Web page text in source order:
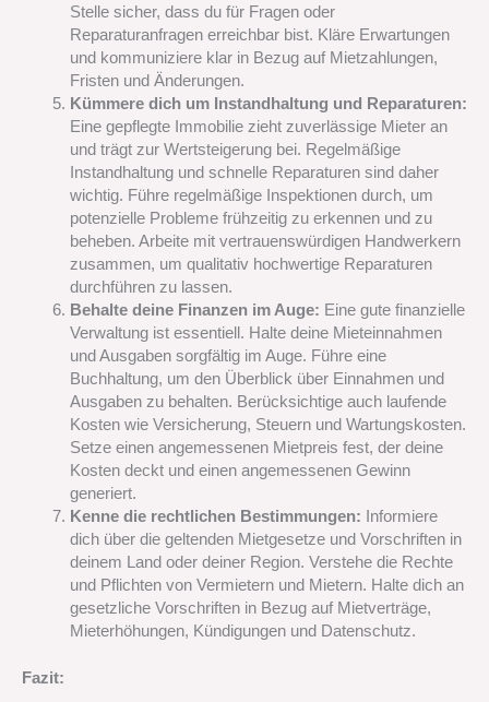
Stelle sicher, dass du für Fragen oder
Reparaturanfragen erreichbar bist. Kläre Erwartungen
und kommuniziere klar in Bezug auf Mietzahlungen,
Fristen und Änderungen.
Kümmere dich um Instandhaltung und Reparaturen:
Eine gepflegte Immobilie zieht zuverlässige Mieter an
und trägt zur Wertsteigerung bei. Regelmäßige
Instandhaltung und schnelle Reparaturen sind daher
wichtig. Führe regelmäßige Inspektionen durch, um
potenzielle Probleme frühzeitig zu erkennen und zu
beheben. Arbeite mit vertrauenswürdigen Handwerkern
zusammen, um qualitativ hochwertige Reparaturen
durchführen zu lassen.
Behalte deine Finanzen im Auge: Eine gute finanzielle
Verwaltung ist essentiell. Halte deine Mieteinnahmen
und Ausgaben sorgfältig im Auge. Führe eine
Buchhaltung, um den Überblick über Einnahmen und
Ausgaben zu behalten. Berücksichtige auch laufende
Kosten wie Versicherung, Steuern und Wartungskosten.
Setze einen angemessenen Mietpreis fest, der deine
Kosten deckt und einen angemessenen Gewinn
generiert.
Kenne die rechtlichen Bestimmungen:
Informiere
dich über die geltenden Mietgesetze und Vorschriften in
deinem Land oder deiner Region. Verstehe die Rechte
und Pflichten von Vermietern und Mietern. Halte dich an
gesetzliche Vorschriften in Bezug auf Mietverträge,
Mieterhöhungen, Kündigungen und Datenschutz.
Fazit: